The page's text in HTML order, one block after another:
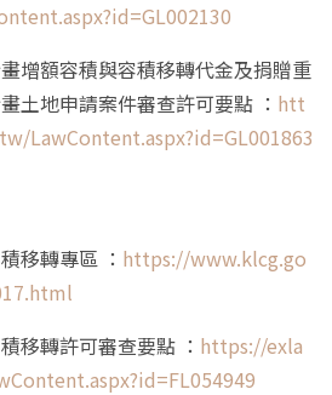
增額容積與容積移轉代金及捐贈重
土地申請案件審查許可要點 ： htt
LawContent.aspx?id=GL001863
移轉專區 ： https://www.klcg.go
移轉許可審查要點 ： https://exla